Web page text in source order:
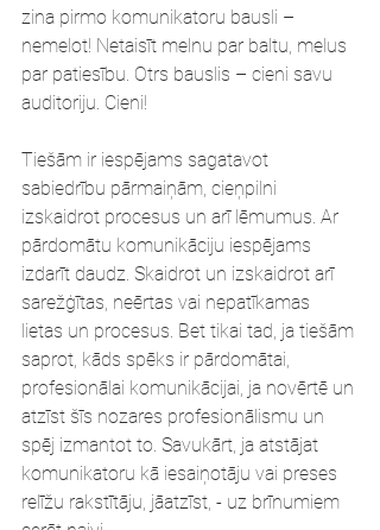
zina pirmo komunikatoru bausli –
nemelot! Netaisīt melnu par baltu, melus
par patiesību. Otrs bauslis – cieni savu
auditoriju. Cieni!
Tiešām ir iespējams sagatavot
sabiedrību pārmaiņām, cieņpilni
izskaidrot procesus un arī lēmumus. Ar
pārdomātu komunikāciju iespējams
izdarīt daudz. Skaidrot un izskaidrot arī
sarežģītas, neērtas vai nepatīkamas
lietas un procesus. Bet tikai tad, ja tiešām
saprot, kāds spēks ir pārdomātai,
profesionālai komunikācijai, ja novērtē un
atzīst šīs nozares profesionālismu un
spēj izmantot to. Savukārt, ja atstājat
komunikatoru kā iesaiņotāju vai preses
relīžu rakstītāju, jāatzīst, - uz brīnumiem